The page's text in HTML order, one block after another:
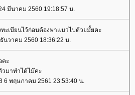
มีนาคม 2560 19:18:57 น.
ะเบียนไว้ก่อนต้องพาแมวไปด้วยมั้ยคะ
นวาคม 2560 18:36:22 น.
คะ
มาทำได้ไม๊คะ
6 พฤษภาคม 2561 23:53:40 น.